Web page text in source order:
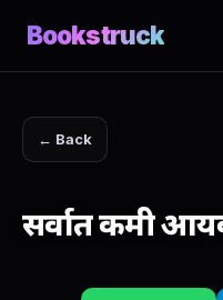
Bookstruck
← Back
सर्वात कमी